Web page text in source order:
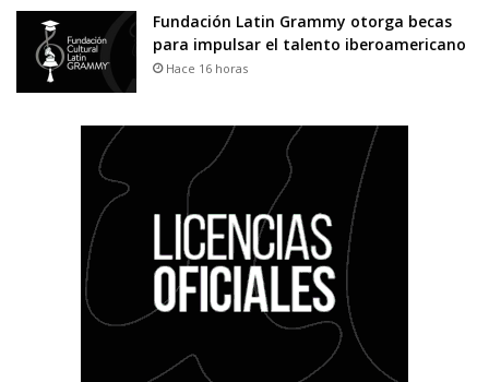
Fundación Latin Grammy otorga becas
para impulsar el talento iberoamericano
Hace 16 horas